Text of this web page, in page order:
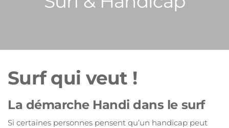
Surf qui veut !
La démarche Handi dans le surf
Si certaines personnes pensent qu’un handicap peut